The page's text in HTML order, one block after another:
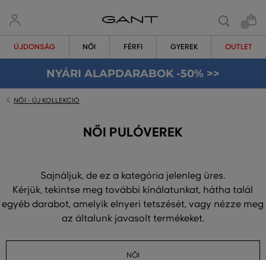
ÚJDONSÁG NŐI FÉRFI GYEREK OUTLET
NYÁRI ALAPDARABOK -50% >>
NŐI - ÚJ KOLLEKCIÓ
NŐI PULÓVEREK
Sajnáljuk, de ez a kategória jelenleg üres.
Kérjük, tekintse meg további kínálatunkat, hátha talál
egyéb darabot, amelyik elnyeri tetszését, vagy nézze meg
az általunk javasolt termékeket.
NŐI